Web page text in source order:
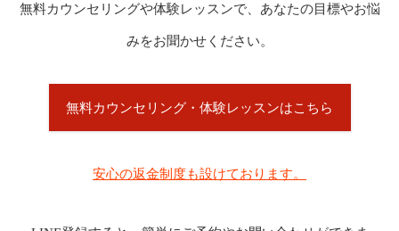
無料カウンセリングや体験レッスンで、あなたの目標やお悩
みをお聞かせください。
無料カウンセリング・体験レッスンはこちら
安心の返金制度も設けております。